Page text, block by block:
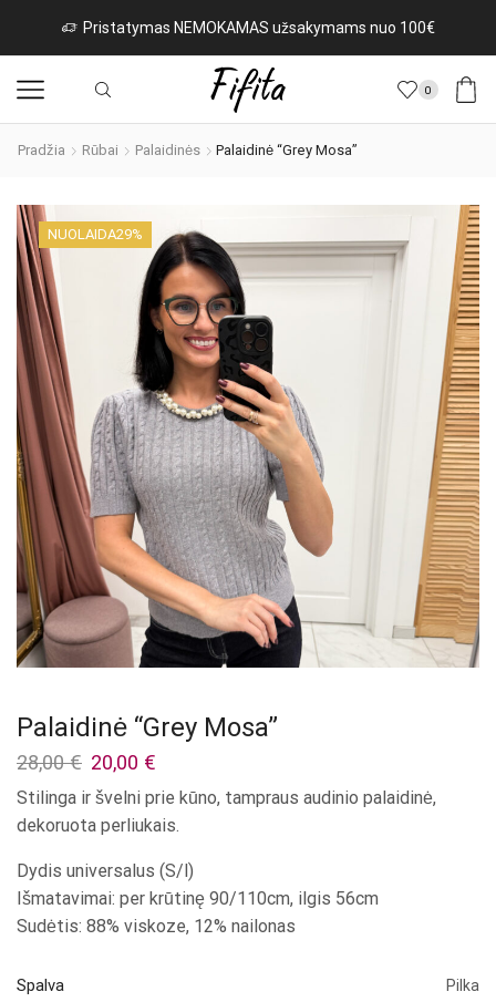
Naujos prekės iš Italijos kasdien! Rinktis
0
Pradžia Rūbai Palaidinės Palaidinė “Grey Mosa”
NUOLAIDA29%
Palaidinė “Grey Mosa”
28,00€ Original
price
was:
28,00 €.
20,00 €
is:
20,00 €.
Stilinga ir švelni prie kūno, tampraus audinio palaidinė,
dekoruota perliukais.
Dydis universalus (S/l)
Išmatavimai: per krūtinę 90/110cm, ilgis 56cm
Sudėtis: 88% viskoze, 12% nailonas
Spalva Pilka